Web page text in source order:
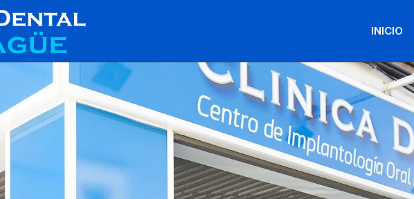
INICIO